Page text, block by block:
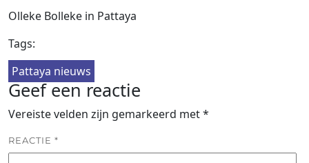
Olleke Bolleke in Pattaya
Tags:
Pattaya nieuws
Geef een reactie
Vereiste velden zijn gemarkeerd met*
REACTIE *